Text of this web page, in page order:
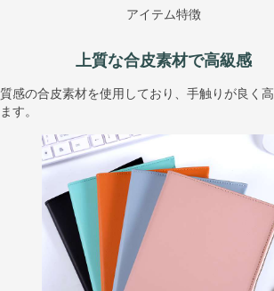
アイテム特徴
上質な合皮素材で高級感
感の合皮素材を使用しており、手触りが良く
す。